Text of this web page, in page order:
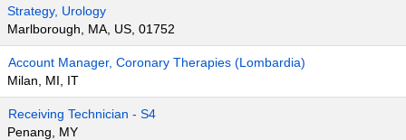
Strategy, Urology
Marlborough, MA, US, 01752
Account Manager, Coronary Therapies (Lombardia)
Milan, MI, IT
Receiving Technician - S4
Penang, MY